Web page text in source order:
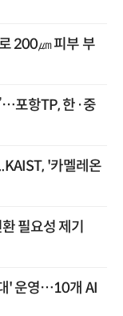
200㎛ 피부 부
포항TP, 한·중
'카멜레온
필요성 제기
' 운영…10개 AI